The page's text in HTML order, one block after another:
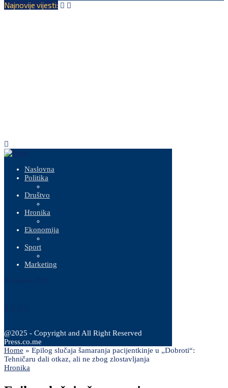
Najnovije vijesti:
Naslovna
Politika
Društvo
Hronika
Ekonomija
Sport
Marketing
@2025 - Copyright and All Right Reserved
Press.co.me
Home » Epilog slučaja šamaranja pacijentkinje u „Dobroti“:
Tehničaru dali otkaz, ali ne zbog zlostavljanja
Hronika